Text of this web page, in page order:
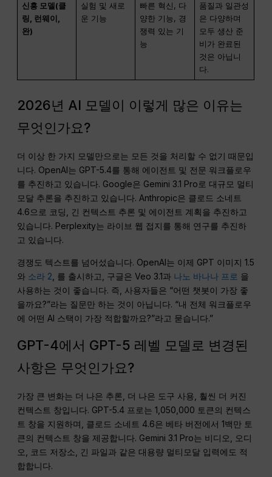
신흥 모델(클
링, 런웨이,
완)
실험 및 새로
운 기능
빠른 혁신, 다
양한 기능, 경
쟁력 있는 기
능
품질과 일관성
은 다양하며
모두 생산 준
비가 완료된
것은 아닙니
다.
2026년 AI 모델이 이렇게 많은 이유는
무엇인가요?
더 이상 한 가지 모델만으로는 모든 것을 처리할 수 없기 때문입
니다. OpenAI는 GPT-5.4를 통해 에이전트 및 전문 워크플로우
를 추진하고 있습니다. Google은 Gemini 3.1 Pro로 대규모 멀티
모달 추론을 추진하고 있습니다. Anthropic은 클로드 소네트
4.6으로 코딩, 긴 컨텍스트 추론 및 에이전트 계획을 추진하고
있습니다. Perplexity는 라이브 웹 접지를 통해 연구를 추진하
고 있습니다.
경쟁도 텍스트를 넘어섰습니다. OpenAI는 이제 GPT 이미지 1.5
와 소라 2 , 를 출시하고, 구글은 Veo 3.1과 나노 바나나 프로 을
사용하는 것이 좋습니다. 즉, 사용자들은 “어떤 챗봇이 가장 좋
을까요?”라는 질문만 하는 것이 아닙니다. “내 전체 워크플로우
에 어떤 AI 스택이 가장 적합할까요?”라고 묻습니다.”
GPT-4에서 GPT-5 레벨 모델로 변경된
사항은 무엇인가요?
가장 큰 변화는 더 나은 추론, 더 나은 도구 사용, 훨씬 더 커진
컨텍스트 창입니다. GPT-5.4 프로는 1,050,000 토큰의 컨텍스
트 창을 지원하며, 클로드 소네트 4.6은 베타 버전에서 1백만 토
큰의 컨텍스트 창을 제공합니다. Gemini 3.1 Pro는 비디오, 오디
오, 코드 저장소, 긴 파일과 같은 대용량 멀티모달 입력에도 적
합합니다.